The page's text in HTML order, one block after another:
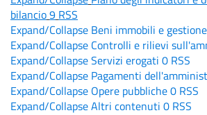
bilancio9 RSS
Expand/Collapse Beni immobili e
Expand/Collapse Controlli e rilievi
Expand/CollapseServizi erogati 0 RSS
Expand/Collapse Pagamenti
Expand/Collapse Opere pubbliche0 RSS
Expand/CollapseAltri contenuti 0 RSS